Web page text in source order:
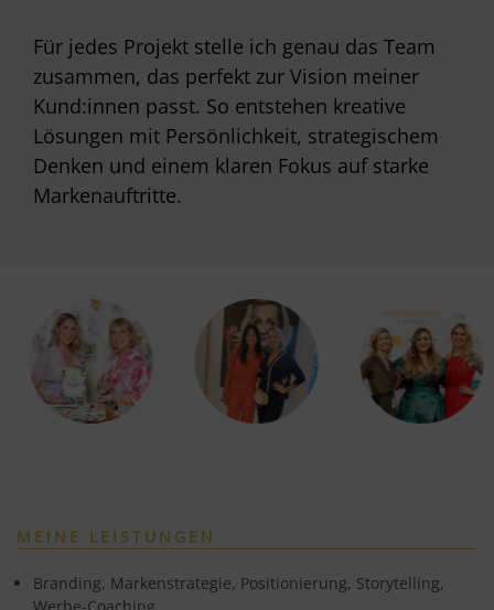
Für jedes Projekt stelle ich genau das Team
zusammen, das perfekt zur Vision meiner
Kund:innen passt. So entstehen kreative
Lösungen mit Persönlichkeit, strategischem
Denken und einem klaren Fokus auf starke
Markenauftritte.
MEINE LEISTUNGEN
Branding, Markenstrategie, Positionierung, Storytelling,